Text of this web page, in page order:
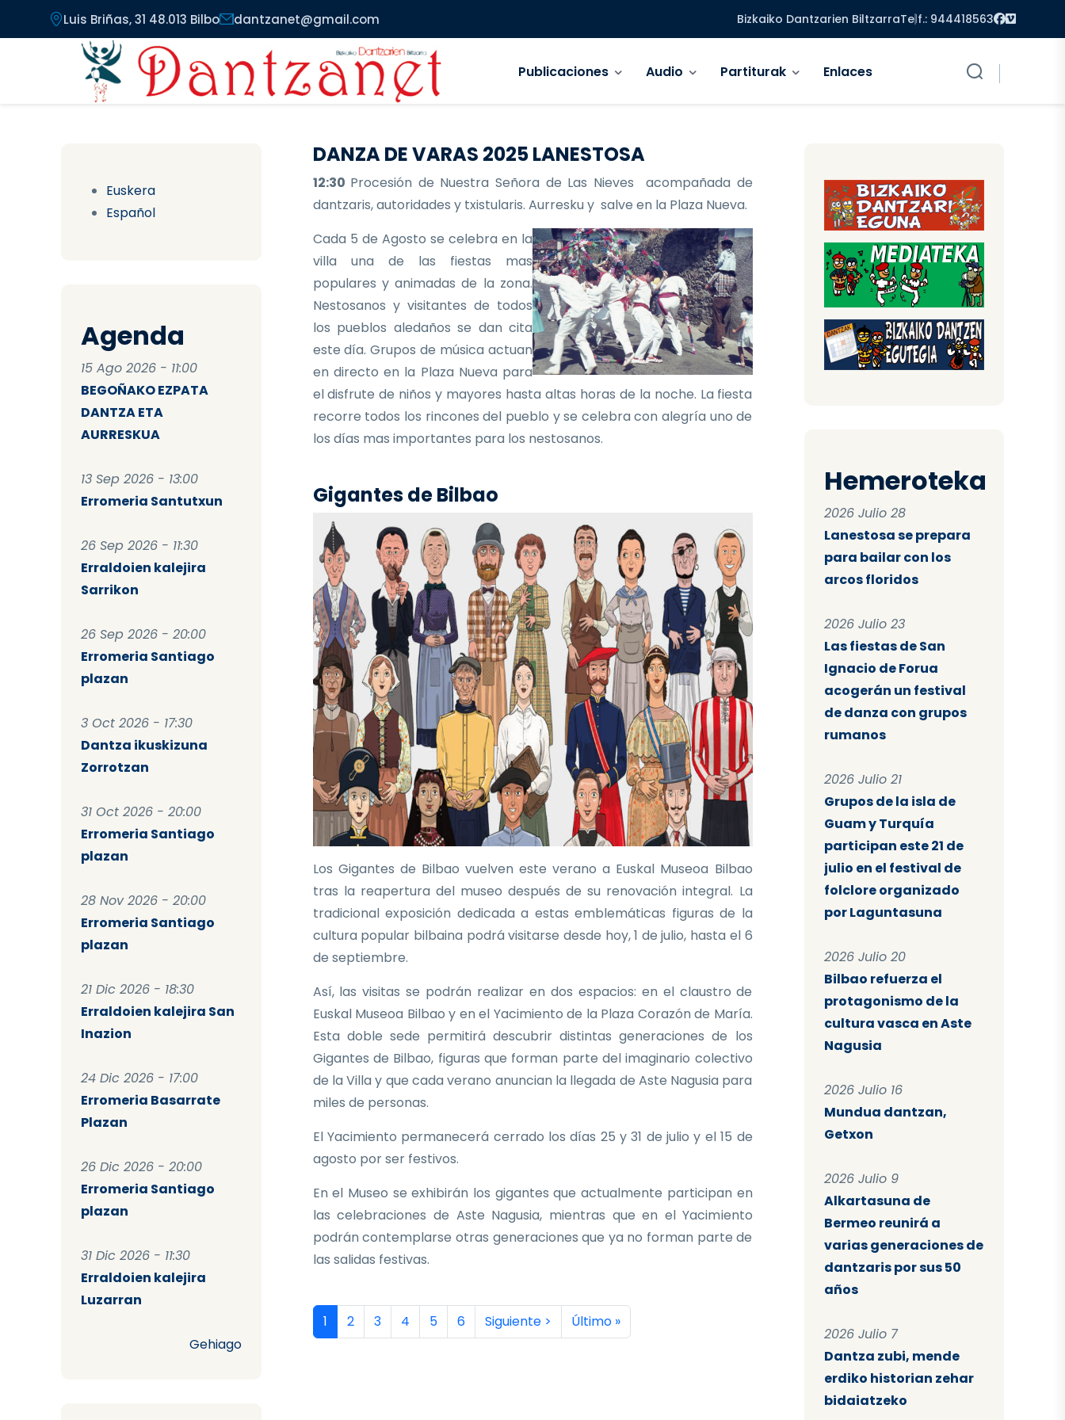
Pasar al contenido principal
Luis Briñas, 31 48.013 Bilbo dantzanet@gmail.com Bizkaiko Dantzarien BiltzarraTelf.: 944418563 Facebook
Vimeo
Publicaciones Audio Partiturak Enlaces
Euskera
Español
Agenda
15 Ago 2026 - 11:00
BEGOÑAKO EZPATA
DANTZA ETA
AURRESKUA
13 Sep 2026 - 13:00
Erromeria Santutxun
26 Sep 2026 - 11:30
Erraldoien kalejira
Sarrikon
26 Sep 2026 - 20:00
Erromeria Santiago
plazan
3 Oct 2026 - 17:30
Dantza ikuskizuna
Zorrotzan
31 Oct 2026 - 20:00
Erromeria Santiago
plazan
28 Nov 2026 - 20:00
Erromeria Santiago
plazan
21 Dic 2026 - 18:30
Erraldoien kalejira San
Inazion
24 Dic 2026 - 17:00
Erromeria Basarrate
Plazan
26 Dic 2026 - 20:00
Erromeria Santiago
plazan
31 Dic 2026 - 11:30
Erraldoien kalejira
Luzarran
Gehiago
DANZA DE VARAS 2025 LANESTOSA
12:30 Procesión de Nuestra Señora de Las Nieves acompañada de
dantzaris, autoridades y txistularis. Aurresku y salve en la Plaza Nueva.
Cada 5 de Agosto se celebra en la
villa una de las fiestas mas
populares y animadas de la zona.
Nestosanos y visitantes de todos
los pueblos aledaños se dan cita
este día. Grupos de música actuan
en directo en la Plaza Nueva para
el disfrute de niños y mayores hasta altas horas de la noche. La fiesta
recorre todos los rincones del pueblo y se celebra con alegría uno de
los días mas importantes para los nestosanos.
Gigantes de Bilbao
Los Gigantes de Bilbao vuelven este verano a Euskal Museoa Bilbao
tras la reapertura del museo después de su renovación integral. La
tradicional exposición dedicada a estas emblemáticas figuras de la
cultura popular bilbaina podrá visitarse desde hoy, 1 de julio, hasta el 6
de septiembre.
Así, las visitas se podrán realizar en dos espacios: en el claustro de
Euskal Museoa Bilbao y en el Yacimiento de la Plaza Corazón de María.
Esta doble sede permitirá descubrir distintas generaciones de los
Gigantes de Bilbao, figuras que forman parte del imaginario colectivo
de la Villa y que cada verano anuncian la llegada de Aste Nagusia para
miles de personas.
El Yacimiento permanecerá cerrado los días 25 y 31 de julio y el 15 de
agosto por ser festivos.
En el Museo se exhibirán los gigantes que actualmente participan en
las celebraciones de Aste Nagusia, mientras que en el Yacimiento
podrán contemplarse otras generaciones que ya no forman parte de
las salidas festivas.
Paginación
Página actual
1 Página
2 Página
3 Página
4 Página
5 Página
6 Siguiente página
Siguiente > Última página
Último »
Hemeroteka
2026 Julio 28
Lanestosa se prepara
para bailar con los
arcos floridos
2026 Julio 23
Las fiestas de San
Ignacio de Forua
acogerán un festival
de danza con grupos
rumanos
2026 Julio 21
Grupos de la isla de
Guam y Turquía
participan este 21 de
julio en el festival de
folclore organizado
por Laguntasuna
2026 Julio 20
Bilbao refuerza el
protagonismo de la
cultura vasca en Aste
Nagusia
2026 Julio 16
Mundua dantzan,
Getxon
2026 Julio 9
Alkartasuna de
Bermeo reunirá a
varias generaciones de
dantzaris por sus 50
años
2026 Julio 7
Dantza zubi, mende
erdiko historian zehar
bidaiatzeko